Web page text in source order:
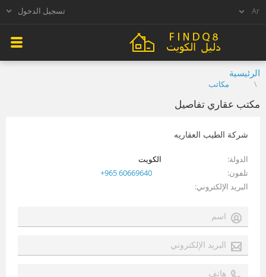
تسجيل الدخول
الرئيسية
مكاتب
مكتب عقاري تفاصيل
شركة الطيب العقاريه
الدولة
الكويت
تلفون
+965 60669640
البريد الإلكتروني